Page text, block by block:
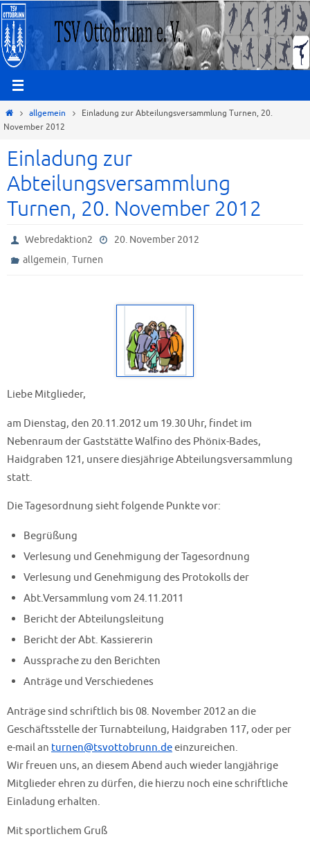
Zum
Inhalt
springen
Startallgemein
Einladung zur Abteilungsversammlung Turnen, 20.
November 2012
Einladung zur
Abteilungsversammlung
Turnen, 20. November 2012
Webredaktion2
20. November 2012
allgemein,Turnen
Liebe Mitglieder,
am Dienstag, den 20.11.2012 um 19.30 Uhr, findet im
Nebenraum der Gaststätte Walfino des Phönix-Bades,
Haidgraben 121, unsere diesjährige Abteilungsversammlung
statt.
Die Tagesordnung sieht folgende Punkte vor:
Begrüßung
Verlesung und Genehmigung der Tagesordnung
Verlesung und Genehmigung des Protokolls der
Abt.Versammlung vom 24.11.2011
Bericht der Abteilungsleitung
Bericht der Abt. Kassiererin
Aussprache zu den Berichten
Anträge und Verschiedenes
Anträge sind schriftlich bis 08. November 2012 an die
Geschäftsstelle der Turnabteilung, Haidgraben 117, oder per
e-mail an turnen@tsvottobrunn.deeinzureichen.
Wir freuen uns, an diesem Abend auch wieder langjährige
Mitglieder ehren zu dürfen, die hierzu noch eine schriftliche
Einladung erhalten.
Mit sportlichem Gruß